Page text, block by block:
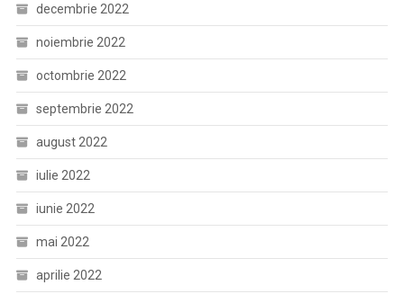
decembrie 2022
noiembrie 2022
octombrie 2022
septembrie 2022
august 2022
iulie 2022
iunie 2022
mai 2022
aprilie 2022